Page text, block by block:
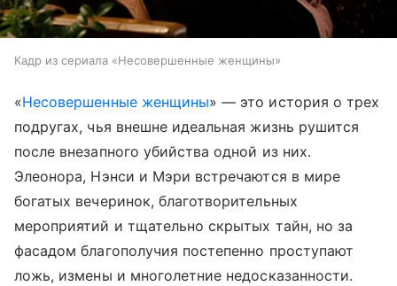
Кадр из сериала «Несовершенные женщины»
«Несовершенные женщины» — это история о трех
подругах, чья внешне идеальная жизнь рушится
после внезапного убийства одной из них.
Элеонора, Нэнси и Мэри встречаются в мире
богатых вечеринок, благотворительных
мероприятий и тщательно скрытых тайн, но за
фасадом благополучия постепенно проступают
ложь, измены и многолетние недосказанности.